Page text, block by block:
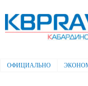
Электронная газета
Балкарская правда"
Главное меню
ОФИЦИАЛЬНО